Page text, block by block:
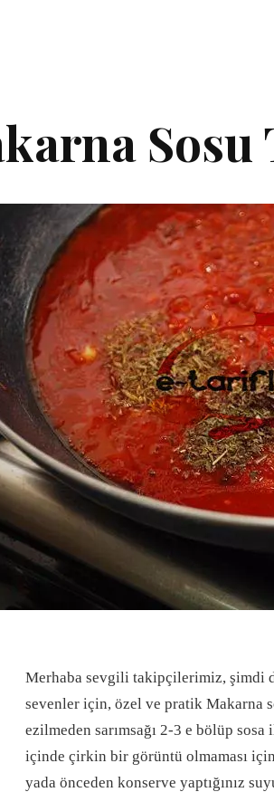
Merhaba sevgili takipçilerimiz, şimdi
sevenler için, özel ve pratik Makarna
ezilmeden sarımsağı 2-3 e bölüp
içinde çirkin bir görüntü olmaması
yada önceden konserve yaptığınız